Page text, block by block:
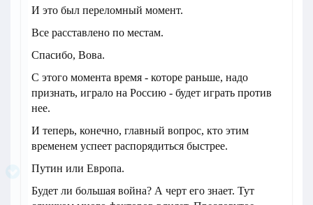
И это был переломный момент.
Все расставлено по местам.
Спасибо, Вова.
С этого момента время - которе раньше, надо
признать, играло на Россию - будет играть против
нее.
И теперь, конечно, главный вопрос, кто этим
временем успеет распорядиться быстрее.
Путин или Европа.
Будет ли большая война? А черт его знает. Тут